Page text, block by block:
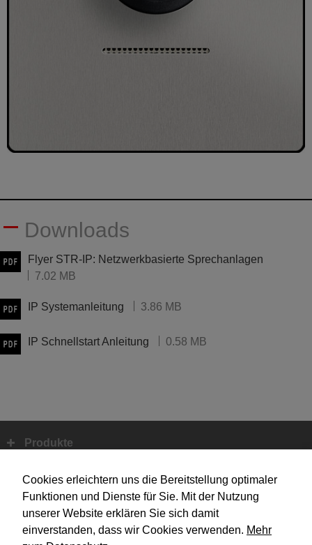
Cookies erleichtern uns die Bereitstellung optimaler
Funktionen und Dienste für Sie. Mit der Nutzung
unserer Website erklären Sie sich damit
einverstanden, dass wir Cookies verwenden. Mehr
Downloads
Flyer STR-IP: Netzwerkbasierte Sprechanlagen
7.02 MB
IP Systemanleitung 3.86 MB
IP Schnellstart Anleitung 0.58 MB
Produkte
Systemtechnik
Design